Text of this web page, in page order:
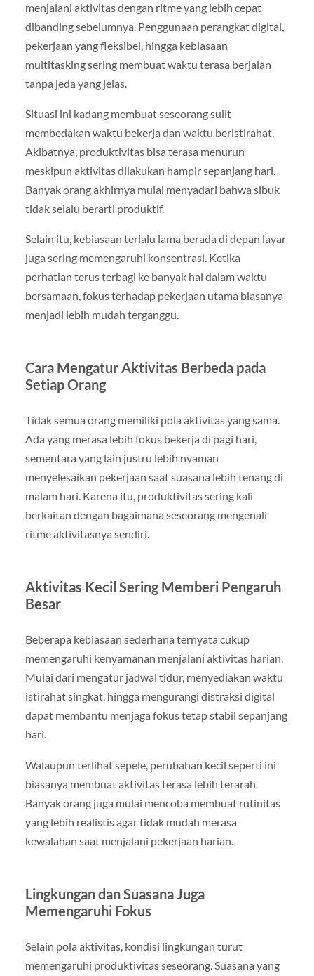
menjalani aktivitas dengan ritme yang lebih cepat
dibanding sebelumnya. Penggunaan perangkat digital,
pekerjaan yang fleksibel, hingga kebiasaan
multitasking sering membuat waktu terasa berjalan
tanpa jeda yang jelas.
Situasi ini kadang membuat seseorang sulit
membedakan waktu bekerja dan waktu beristirahat.
Akibatnya, produktivitas bisa terasa menurun
meskipun aktivitas dilakukan hampir sepanjang hari.
Banyak orang akhirnya mulai menyadari bahwa sibuk
tidak selalu berarti produktif.
Selain itu, kebiasaan terlalu lama berada di depan layar
juga sering memengaruhi konsentrasi. Ketika
perhatian terus terbagi ke banyak hal dalam waktu
bersamaan, fokus terhadap pekerjaan utama biasanya
menjadi lebih mudah terganggu.
Cara Mengatur Aktivitas Berbeda pada
Setiap Orang
Tidak semua orang memiliki pola aktivitas yang sama.
Ada yang merasa lebih fokus bekerja di pagi hari,
sementara yang lain justru lebih nyaman
menyelesaikan pekerjaan saat suasana lebih tenang di
malam hari. Karena itu, produktivitas sering kali
berkaitan dengan bagaimana seseorang mengenali
ritme aktivitasnya sendiri.
Aktivitas Kecil Sering Memberi Pengaruh
Besar
Beberapa kebiasaan sederhana ternyata cukup
memengaruhi kenyamanan menjalani aktivitas harian.
Mulai dari mengatur jadwal tidur, menyediakan waktu
istirahat singkat, hingga mengurangi distraksi digital
dapat membantu menjaga fokus tetap stabil sepanjang
hari.
Walaupun terlihat sepele, perubahan kecil seperti ini
biasanya membuat aktivitas terasa lebih terarah.
Banyak orang juga mulai mencoba membuat rutinitas
yang lebih realistis agar tidak mudah merasa
kewalahan saat menjalani pekerjaan harian.
Lingkungan dan Suasana Juga
Memengaruhi Fokus
Selain pola aktivitas, kondisi lingkungan turut
memengaruhi produktivitas seseorang. Suasana yang